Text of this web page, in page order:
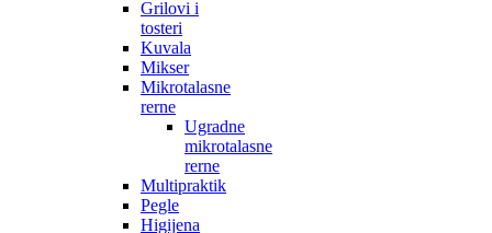
Grilovi i
tosteri
Kuvala
Mikser
Mikrotalasne
rerne
Ugradne
mikrotalasne
rerne
Multipraktik
Pegle
Higijena